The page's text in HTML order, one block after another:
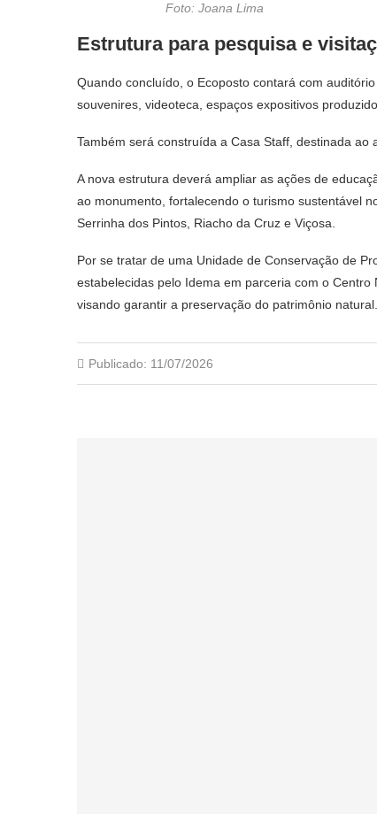
Foto: Joana Lima
Estrutura para pesquisa e
Quando concluído, o Ecoposto contará com
souvenires, videoteca, espaços expositivos
Também será construída a Casa Staff, destinada
A nova estrutura deverá ampliar as ações de
ao monumento, fortalecendo o turismo sustentável
Serrinha dos Pintos, Riacho da Cruz e Viçosa.
Por se tratar de uma Unidade de Conservação de
estabelecidas pelo Idema em parceria com o
visando garantir a preservação do patrimônio natural.
Publicado: 11/07/2026